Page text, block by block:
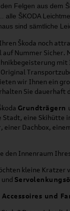
den Felgen aus dem
... alle ŠKODA
sind sämtliche
Škoda noch
Nummer Sicher.
wir Ihnen ein
Sie dauerhaft
Grundträgern
eine Skihütte
Dachbox,
den Innenraum
kleine Kratzer
und
und